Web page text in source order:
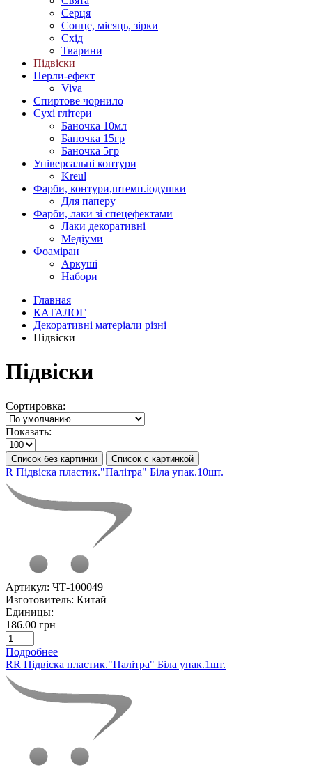
Серця
Сонце, місяць, зірки
Схід
Тварини
Підвіски
Перли-ефект
Viva
Спиртове чорнило
Сухі глітери
Баночка 10мл
Баночка 15гр
Баночка 5гр
Універсальні контури
Kreul
Фарби, контури,штемп.іодушки
Для паперу
Фарби, лаки зі спецефектами
Лаки декоративні
Медіуми
Фоаміран
Аркуші
Набори
Главная
КАТАЛОГ
Декоративні матеріали різні
Підвіски
Підвіски
Сортировка:
Показать:
Список без картинки Список с картинкой
R Підвіска пластик."Палітра" Біла упак.10шт.
Артикул: ЧТ-100049
Изготовитель: Китай
Единицы:
186.00 грн
Подробнее
RR Підвіска пластик."Палітра" Біла упак.1шт.